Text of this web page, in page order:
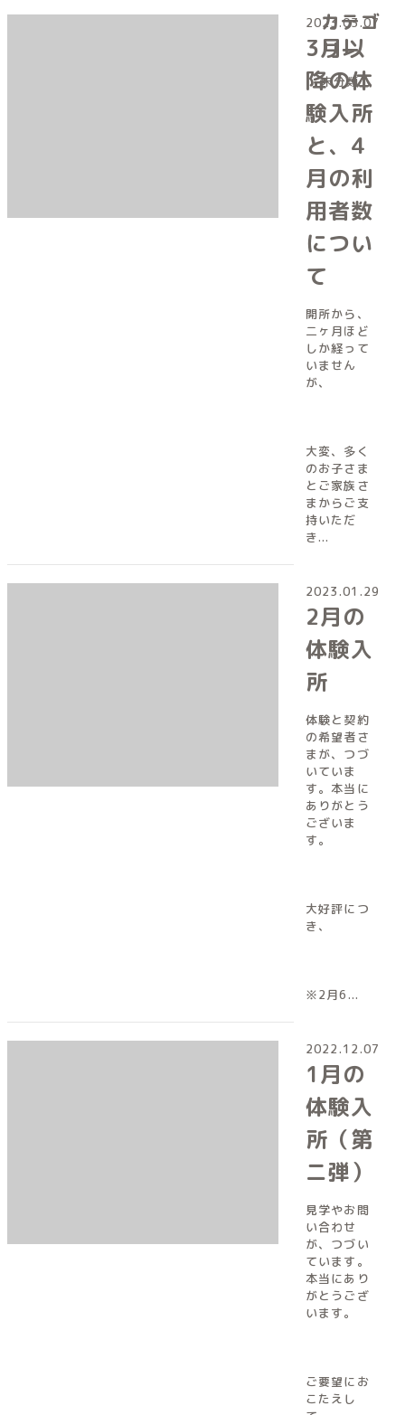
2023.03.07
3月以
降の体
験入所
と、4
月の利
用者数
につい
て
開所から、
二ヶ月ほど
しか経って
いません
が、
大変、多く
のお子さま
とご家族さ
まからご支
持いただ
き...
2023.01.29
2月の
体験入
所
体験と契約
の希望者さ
まが、つづ
いていま
す。本当に
ありがとう
ございま
す。
大好評につ
き、
※2月6...
2022.12.07
1月の
体験入
所（第
ニ弾）
見学やお問
い合わせ
が、つづい
ています。
本当にあり
がとうござ
います。
ご要望にお
こたえし
カテゴ
リー
未分類